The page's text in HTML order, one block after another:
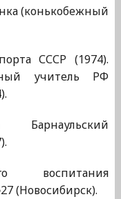
(конькобежный
СССР (1974).
учитель РФ
Барнаульский
воспитания
(Новосибирск).